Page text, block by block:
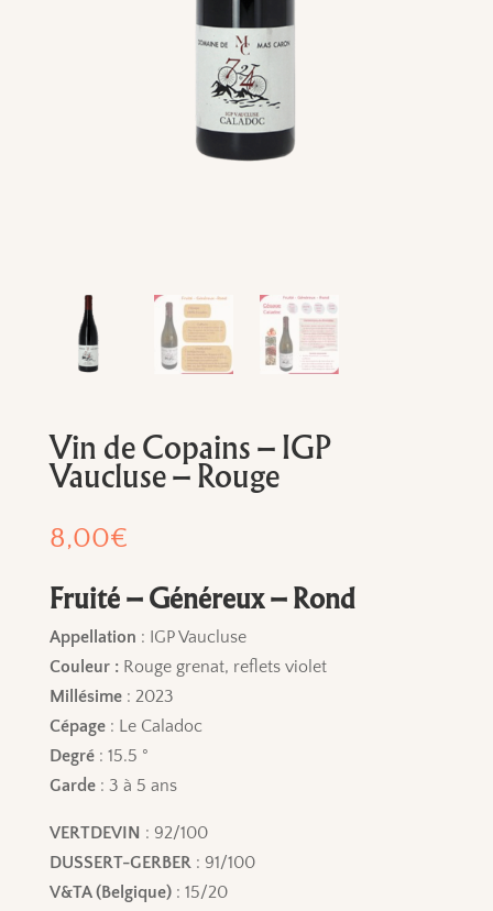
Vin de Copains – IGP
Vaucluse – Rouge
8,00€
Fruité – Généreux – Rond
Appellation : IGP Vaucluse
Couleur :Rouge grenat, reflets violet
Millésime: 2023
Cépage: Le Caladoc
Degré: 15.5 °
Garde: 3 à 5 ans
VERTDEVIN : 92/100
DUSSERT-GERBER: 91/100
V&TA (Belgique): 15/20